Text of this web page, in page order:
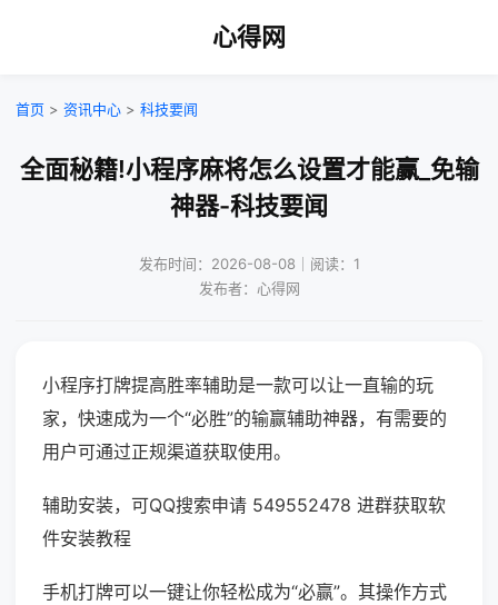
心得网
首页 > 资讯中心 > 科技要闻
全面秘籍!小程序麻将怎么设置才能赢_免输
神器-科技要闻
发布时间：2026-08-08｜阅读：1
发布者：心得网
小程序打牌提高胜率辅助是一款可以让一直输的玩
家，快速成为一个“必胜”的输赢辅助神器，有需要的
用户可通过正规渠道获取使用。
辅助安装，可QQ搜索申请 549552478 进群获取软
件安装教程
手机打牌可以一键让你轻松成为“必赢”。其操作方式